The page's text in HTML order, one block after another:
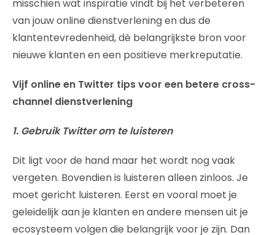
misschien wat inspiratie vindt bij het verbeteren
van jouw online dienstverlening en dus de
klantentevredenheid, dé belangrijkste bron voor
nieuwe klanten en een positieve merkreputatie.
Vijf online en Twitter tips voor een betere cross-
channel dienstverlening
1. Gebruik Twitter om te luisteren
Dit ligt voor de hand maar het wordt nog vaak
vergeten. Bovendien is luisteren alleen zinloos. Je
moet gericht luisteren. Eerst en vooral moet je
geleidelijk aan je klanten en andere mensen uit je
ecosysteem volgen die belangrijk voor je zijn. Dan